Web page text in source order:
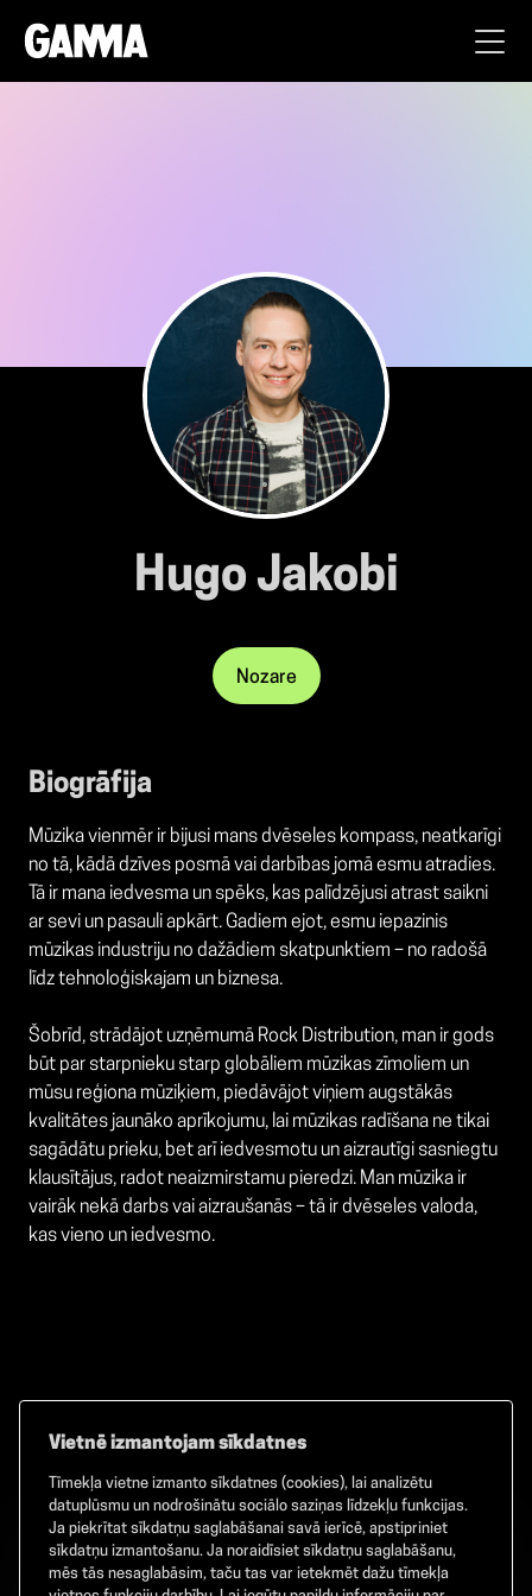
Hugo Jakobi
Nozare
Biogrāfija
Mūzika vienmēr ir bijusi mans dvēseles kompass, neatkarīgi
no tā, kādā dzīves posmā vai darbības jomā esmu atradies.
Tā ir mana iedvesma un spēks, kas palīdzējusi atrast saikni
ar sevi un pasauli apkārt. Gadiem ejot, esmu iepazinis
mūzikas industriju no dažādiem skatpunktiem – no radošā
līdz tehnoloģiskajam un biznesa.
Šobrīd, strādājot uzņēmumā Rock Distribution, man ir gods
būt par starpnieku starp globāliem mūzikas zīmoliem un
mūsu reģiona mūziķiem, piedāvājot viņiem augstākās
kvalitātes jaunāko aprīkojumu, lai mūzikas radīšana ne tikai
sagādātu prieku, bet arī iedvesmotu un aizrautīgi sasniegtu
klausītājus, radot neaizmirstamu pieredzi. Man mūzika ir
vairāk nekā darbs vai aizraušanās – tā ir dvēseles valoda,
kas vieno un iedvesmo.
Facebook TikTok Instagram
Vietnē izmantojam sīkdatnes
Tīmekļa vietne izmanto sīkdatnes (cookies), lai analizētu
datuplūsmu un nodrošinātu sociālo saziņas līdzekļu funkcijas.
Ja piekrītat sīkdatņu saglabāšanai savā ierīcē, apstipriniet
sīkdatņu izmantošanu. Ja noraidīsiet sīkdatņu saglabāšanu,
mēs tās nesaglabāsim, taču tas var ietekmēt dažu tīmekļa